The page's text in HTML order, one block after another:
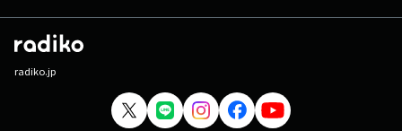
radiko.jp